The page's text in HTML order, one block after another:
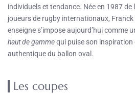
individuels et tendance. Née en 1987 de
joueurs de rugby internationaux,
enseigne s’impose aujourd’hui comme
haut de gammequi puise son inspiration
authentique du ballon oval.
Les coupes